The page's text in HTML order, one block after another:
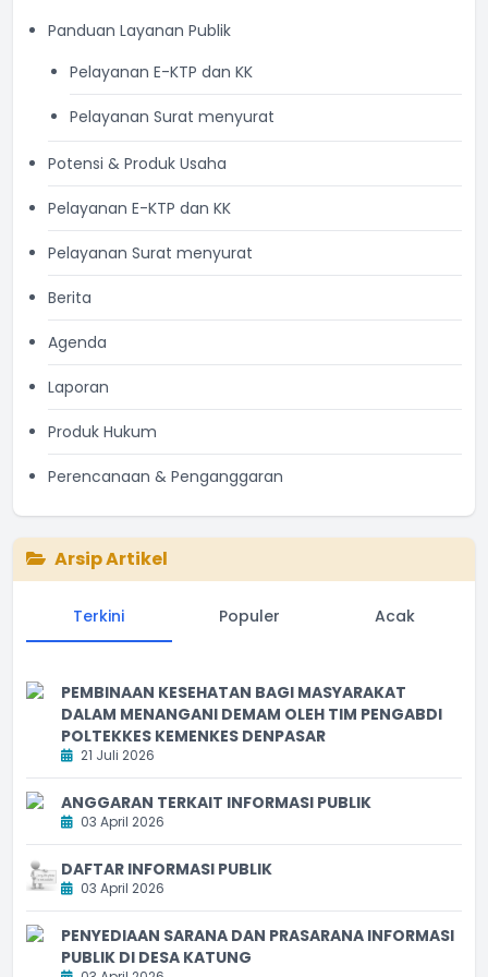
Panduan Layanan Publik
Pelayanan E-KTP dan KK
Pelayanan Surat menyurat
Potensi & Produk Usaha
Pelayanan E-KTP dan KK
Pelayanan Surat menyurat
Berita
Agenda
Laporan
Produk Hukum
Perencanaan & Penganggaran
Arsip Artikel
Terkini Populer Acak
PEMBINAAN KESEHATAN BAGI MASYARAKAT
DALAM MENANGANI DEMAM OLEH TIM PENGABDI
POLTEKKES KEMENKES DENPASAR
21 Juli 2026
ANGGARAN TERKAIT INFORMASI PUBLIK
03 April 2026
DAFTAR INFORMASI PUBLIK
03 April 2026
PENYEDIAAN SARANA DAN PRASARANA INFORMASI
PUBLIK DI DESA KATUNG